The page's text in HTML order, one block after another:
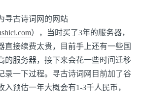
寻古诗词网的网站
），当时买了3年的服务器，
直接续费太贵，目前手上还有一些国
的服务器，接下来会花一些时间迁移
录一下过程。寻古诗词网目前加了谷
入预估一年大概会有1-3千人民币，